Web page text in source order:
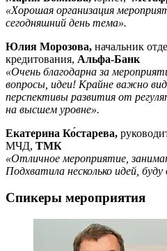
«Хорошая организация
сегодняшний день тема».
Юлия Морозова, начальник
кредитования, Альфа-Банк
«Очень благодарна за
вопросы, идеи! Крайне важно
перспективы развития от
на высшем уровне».
Екатерина Ко́старева,
МЧД, ТМК
«Отличное мероприятие,
Подхватила несколько идей,
Спикеры мероприятия